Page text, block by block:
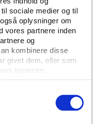
sociale medier og til
oplysninger om
vores partnere inden
og
kombinere disse
givet dem, eller som
tjenester.
Samtidig har vi et
at mange har
sammenlignet med
Thomas P. Boje til
altså at